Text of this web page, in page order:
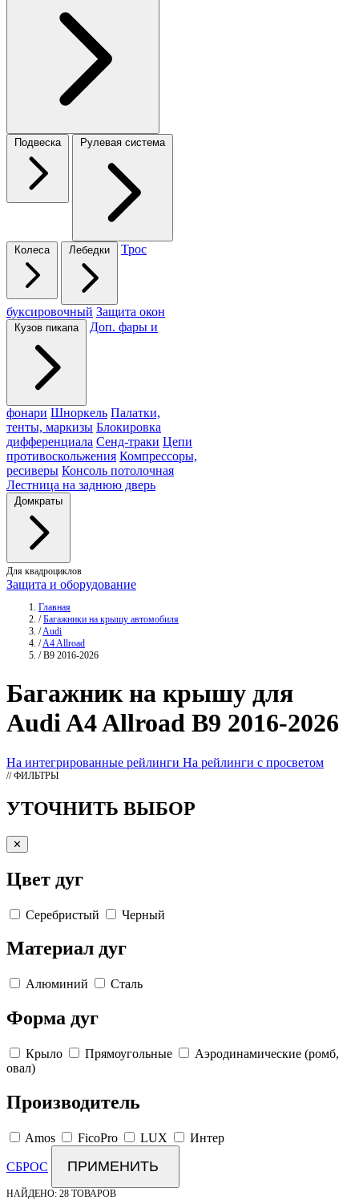
Подвеска Рулевая система
Колеса Лебедки Трос
буксировочный Защита окон
Кузов пикапа Доп. фары и
фонари Шноркель Палатки,
тенты, маркизы Блокировка
дифференциала Сенд-траки Цепи
противоскольжения Компрессоры,
ресиверы Консоль потолочная
Лестница на заднюю дверь
Домкраты
Для квадроциклов
Защита и оборудование
Главная
/ Багажники на крышу автомобиля
/Audi
/A4 Allroad
/ B9 2016-2026
Багажникна крышу для
Audi A4 Allroad B9 2016-2026
На интегрированные рейлинги На рейлинги с просветом
// ФИЛЬТРЫ
УТОЧНИТЬ ВЫБОР
✕
Цвет дуг
Серебристый Черный
Материал дуг
Алюминий Сталь
Форма дуг
Крыло Прямоугольные
Аэродинамические (ромб,
овал)
Производитель
Amos FicoPro LUX Интер
СБРОС ПРИМЕНИТЬ
НАЙДЕНО: 28 ТОВАРОВ